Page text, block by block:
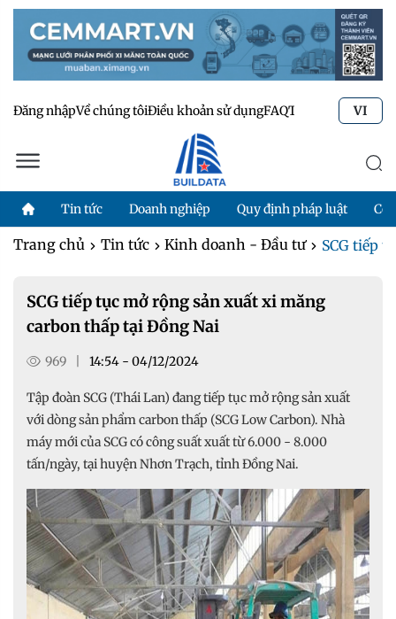
Đăng nhậpVề chúng tôiĐiều khoản sử dụngFAQTư vấn kỹ thuật
VI
Tin tức Doanh nghiệp Quy định pháp luật
Trang chủ Tin tức Kinh doanh - Đầu tư SCG tiếp
SCG tiếp tục mở rộng sản xuất xi măng
carbon thấp tại Đồng Nai
969 14:54 - 04/12/2024
Tập đoàn SCG (Thái Lan) đang tiếp tục mở rộng sản xuất
với dòng sản phẩm carbon thấp (SCG Low Carbon). Nhà
máy mới của SCG có công suất xuất từ 6.000 - 8.000
tấn/ngày, tại huyện Nhơn Trạch, tỉnh Đồng Nai.